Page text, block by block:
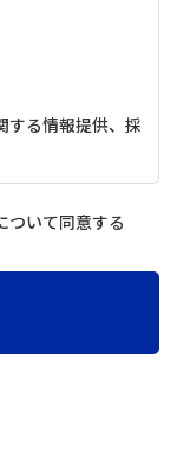
する情報提供、採
第三者に提供す
委託することが
ついて同意する